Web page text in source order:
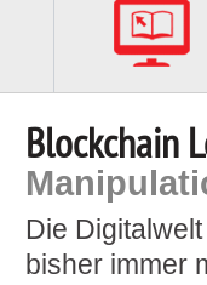
Blockchain
Die
bisher immer